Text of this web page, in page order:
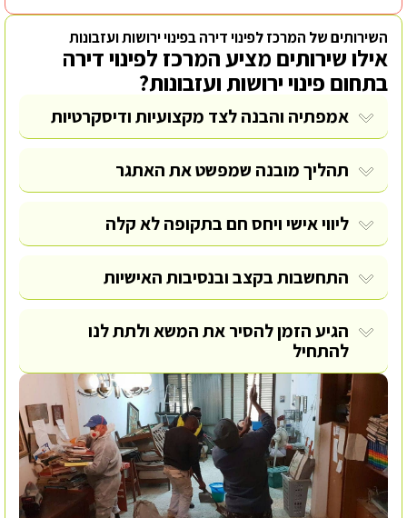
השירותים של המרכז לפינוי דירה בפינוי ירושות ועזבונות
אילו שירותים מציע המרכז לפינוי דירה
בתחום פינוי ירושות ועזבונות?
אמפתיה והבנה לצד מקצועיות ודיסקרטיות
תהליך מובנה שמפשט את האתגר
ליווי אישי ויחס חם בתקופה לא קלה
התחשבות בקצב ובנסיבות האישיות
הגיע הזמן להסיר את המשא ולתת לנו
להתחיל